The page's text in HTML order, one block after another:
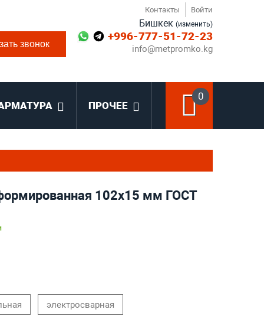
Бишкек (изменить)
+996-777-51-72-23
info@metpromko.kg
Контакты Войти
звонок
0
ПРОЧЕЕ
102х15 мм ГОСТ
электросварная